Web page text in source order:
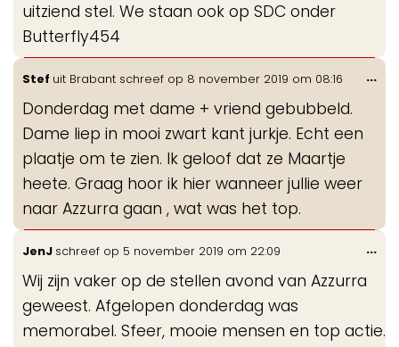
uitziend stel. We staan ook op SDC onder
Butterfly454
Stef uit Brabant schreef op 8 november 2019 om 08:16
Donderdag met dame + vriend gebubbeld.
Dame liep in mooi zwart kant jurkje. Echt een
plaatje om te zien. Ik geloof dat ze Maartje
heete. Graag hoor ik hier wanneer jullie weer
naar Azzurra gaan , wat was het top.
...
JenJ schreef op 5 november 2019 om 22:09
Wij zijn vaker op de stellen avond van Azzurra
geweest. Afgelopen donderdag was
memorabel. Sfeer, mooie mensen en top actie.
...